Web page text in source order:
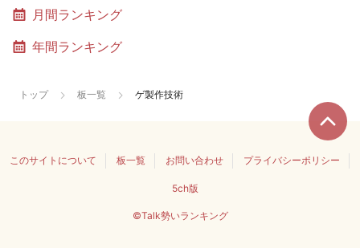
月間ランキング
年間ランキング
トップ 板一覧 ゲ製作技術
このサイトについて 板一覧 お問い合わせ プライバシーポリシー
5ch版
©Talk勢いランキング